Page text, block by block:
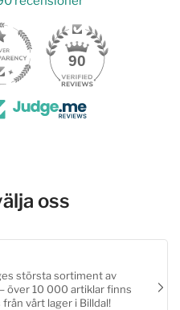
90
oss
största sortiment av
över 10 000 artiklar finns
vårt lager i Billdal!